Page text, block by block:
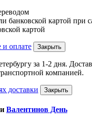
банковской картой при
картой
и оплате Закрыть
за 1-2 дня.
компанией.
доставки Закрыть
Валентинов День